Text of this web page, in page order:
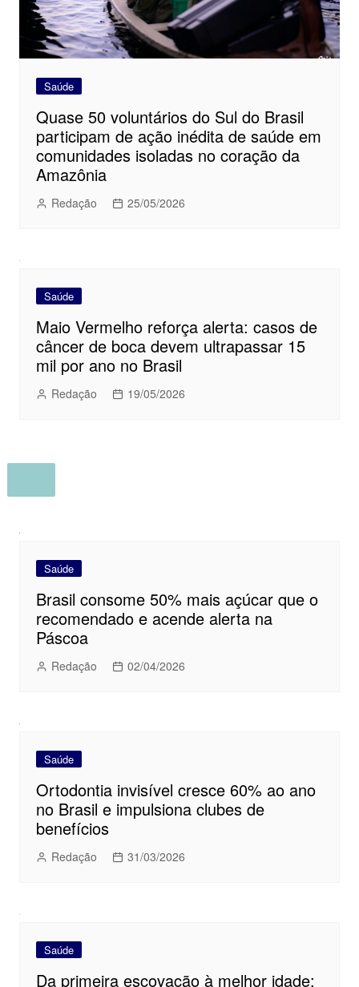
Saúde
Quase 50 voluntários do Sul do Brasil
participam de ação inédita de saúde em
comunidades isoladas no coração da
Amazônia
Redação 25/05/2026
Saúde
Maio Vermelho reforça alerta: casos de
câncer de boca devem ultrapassar 15
mil por ano no Brasil
Redação 19/05/2026
Saúde
Brasil consome 50% mais açúcar que o
recomendado e acende alerta na
Páscoa
Redação 02/04/2026
Saúde
Ortodontia invisível cresce 60% ao ano
no Brasil e impulsiona clubes de
benefícios
Redação 31/03/2026
Saúde
Da primeira escovação à melhor idade: